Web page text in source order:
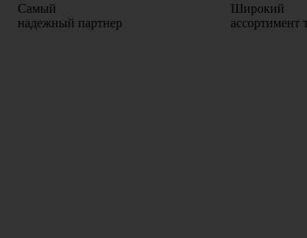
Самый
надежный партнер
Широкий
ассортимент